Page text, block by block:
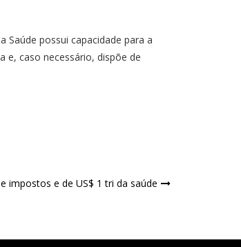
Saúde possui capacidade para a
e, caso necessário, dispõe de
impostos e de US$ 1 tri da saúde